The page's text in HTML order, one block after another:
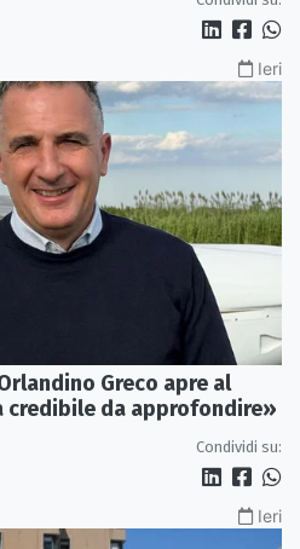
Ieri
Greco apre al
da approfondire»
Condividi su:
Ieri